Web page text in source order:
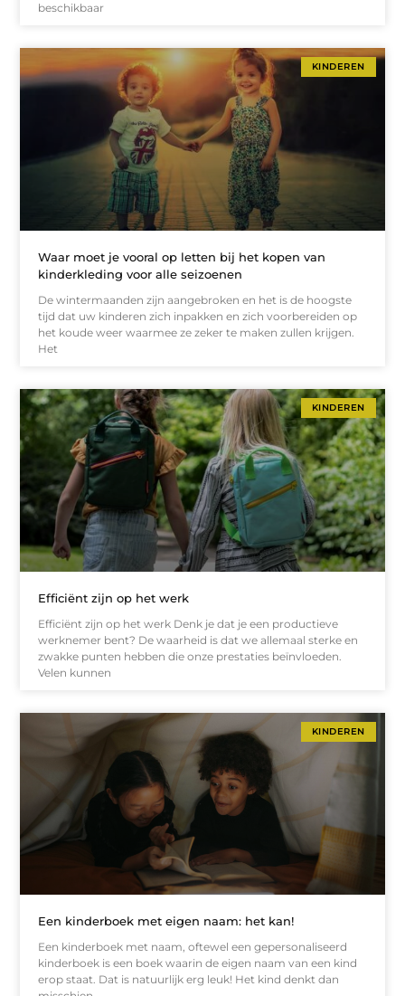
beschikbaar
KINDEREN
Waar moet je vooral op letten bij het kopen van
kinderkleding voor alle seizoenen
De wintermaanden zijn aangebroken en het is de hoogste
tijd dat uw kinderen zich inpakken en zich voorbereiden op
het koude weer waarmee ze zeker te maken zullen krijgen.
Het
KINDEREN
Efficiënt zijn op het werk
Efficiënt zijn op het werk Denk je dat je een productieve
werknemer bent? De waarheid is dat we allemaal sterke en
zwakke punten hebben die onze prestaties beïnvloeden.
Velen kunnen
KINDEREN
Een kinderboek met eigen naam: het kan!
Een kinderboek met naam, oftewel een gepersonaliseerd
kinderboek is een boek waarin de eigen naam van een kind
erop staat. Dat is natuurlijk erg leuk! Het kind denkt dan